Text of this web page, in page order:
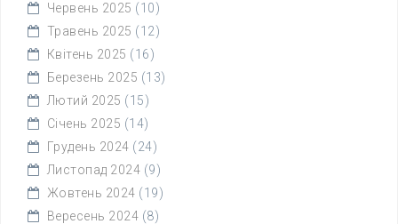
Червень 2025 (10)
Травень 2025 (12)
Квітень 2025 (16)
Березень 2025 (13)
Лютий 2025 (15)
Січень 2025 (14)
Грудень 2024 (24)
Листопад 2024 (9)
Жовтень 2024 (19)
Вересень 2024 (8)